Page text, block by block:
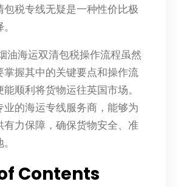
包税专线无疑是一种性价比极
油海运双清包税操作流程虽然
掌握其中的关键要点和操作流
顺利将货物运往英国市场。
业的海运专线服务商，能够为
有力保障，确保货物安全、准
Contents